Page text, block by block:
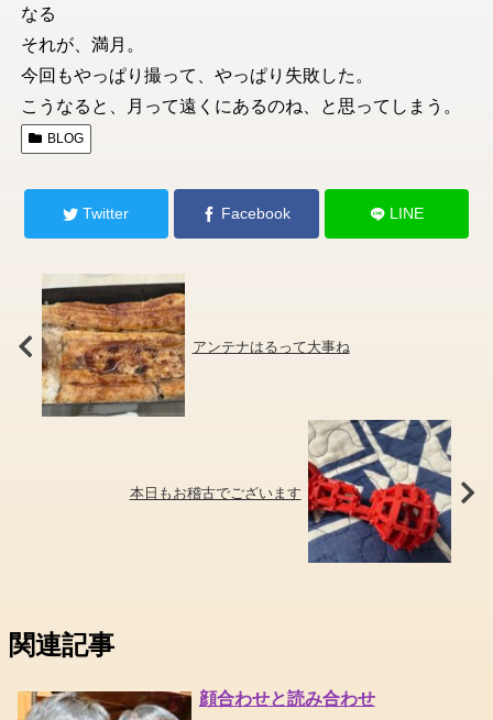
なる
それが、満月。
今回もやっぱり撮って、やっぱり失敗した。
こうなると、月って遠くにあるのね、と思ってしまう。
BLOG
Twitter Facebook LINE
アンテナはるって大事ね
本日もお稽古でございます
関連記事
顔合わせと読み合わせ